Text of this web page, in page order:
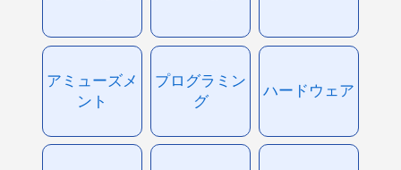
アミューズメ
ント
プログラミン
グ
ハードウェア